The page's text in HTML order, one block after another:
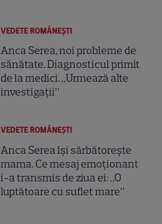
VEDETE ROMÂNEŞTI
Anca Serea, noi probleme de
sănătate. Diagnosticul primit
de la medici. „Urmează alte
investigații”
VEDETE ROMÂNEŞTI
Anca Serea își sărbătorește
mama. Ce mesaj emoționant
i-a transmis de ziua ei: „O
luptătoare cu suflet mare”